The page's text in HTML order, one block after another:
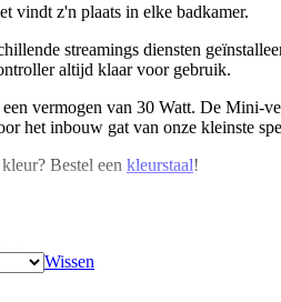
vindt z'n plaats in elke badkamer.
streamings diensten
altijd klaar voor gebruik.
vermogen van 30 Watt. De Mini-
het inbouw gat van onze kleinste
Bestel een kleurstaal!
Wissen